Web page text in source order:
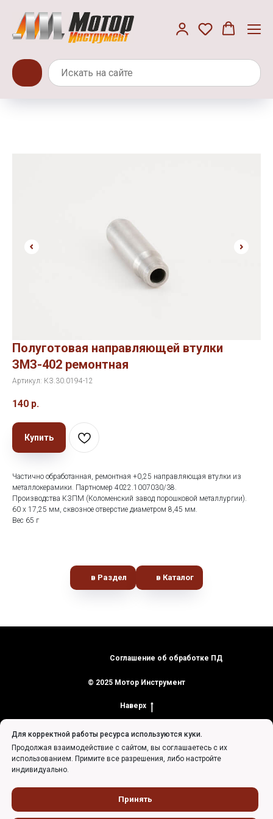
Полуготовая направляющей втулки
ЗМЗ-402 ремонтная
Артикул: КЗ.30.0194-12
140 р.
Купить
Частично обработанная, ремонтная +0,25 направляющая втулки из
металлокерамики. Партномер 4022.1007030/38.
Производства КЗПМ (Коломенский завод порошковой металлургии).
60 х 17,25 мм, сквозное отверстие диаметром 8,45 мм.
Вес 65 г
в Раздел в Каталог
Соглашение об обработке ПД
© 2025 Мотор Инструмент
Наверх
Для корректной работы ресурса используются куки.
Продолжая взаимодействие с сайтом, вы соглашаетесь с их
использованием. Примите все разрешения, либо настройте
индивидуально.
Принять